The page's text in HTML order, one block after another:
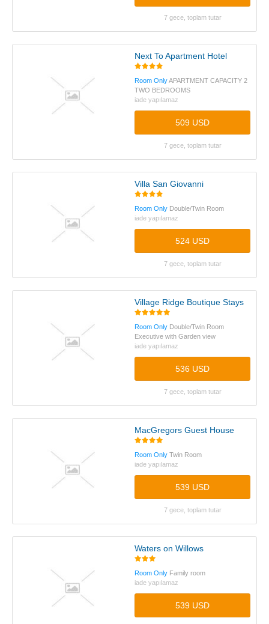
7 gece, toplam tutar
Next To Apartment Hotel
Room OnlyAPARTMENT CAPACITY 2
TWO BEDROOMS
iade yapılamaz
509 USD
7 gece, toplam tutar
Villa San Giovanni
Room Only Double/Twin Room
iade yapılamaz
524 USD
7 gece, toplam tutar
Village Ridge Boutique Stays
Room Only Double/Twin Room
Executive with Garden view
iade yapılamaz
536 USD
7 gece, toplam tutar
MacGregors Guest House
Room Only Twin Room
iade yapılamaz
539 USD
7 gece, toplam tutar
Waters on Willows
Room Only Family room
iade yapılamaz
539 USD